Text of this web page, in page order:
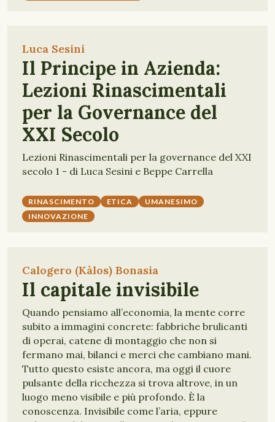
Luca Sesini
Il Principe in Azienda:
Lezioni Rinascimentali
per la Governance del
XXI Secolo
Lezioni Rinascimentali per la governance del XXI
secolo 1 - di Luca Sesini e Beppe Carrella
RINASCIMENTO ETICA
UMANESIMO
INNOVAZIONE
Calogero (Kàlos) Bonasia
Il capitale invisibile
Quando pensiamo all’economia, la mente corre
subito a immagini concrete: fabbriche brulicanti
di operai, catene di montaggio che non si
fermano mai, bilanci e merci che cambiano mani.
Tutto questo esiste ancora, ma oggi il cuore
pulsante della ricchezza si trova altrove, in un
luogo meno visibile e più profondo. È la
conoscenza. Invisibile come l’aria, eppure